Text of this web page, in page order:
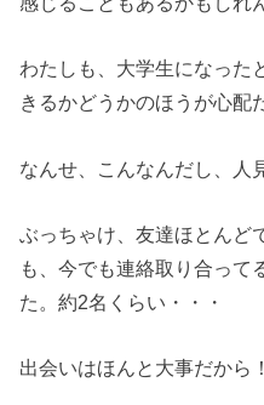
わたしも、大学生になった
きるかどうかのほうが心配
なんせ、こんなんだし、人
ぶっちゃけ、友達ほとんど
も、今でも連絡取り合って
た。約2名くらい・・・
出会いはほんと大事だから！